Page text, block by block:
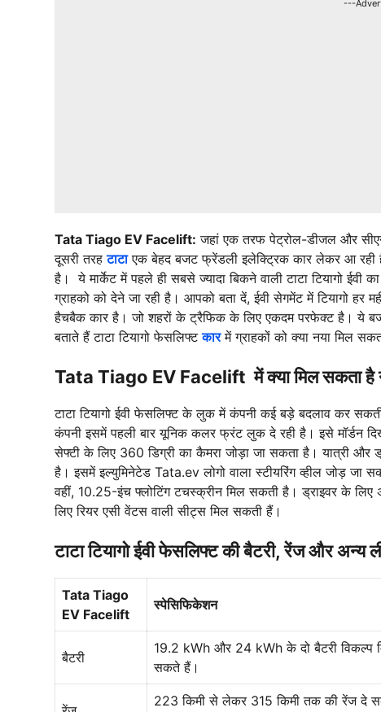
---
Tata Tiago EV Facelift: जहां एक तरफ पेट्रोल-डीजल और
दूसरी तरहटाटा एक बेहद बजट फ्रेंडली इलेक्ट्रिक कार लेकर आ रही
है। ये मार्केट में पहले ही सबसे ज्यादा बिकने वाली टाटा टियागो
ग्राहको को देने जा रही है। आपको बता दें, ईवी सेगमेंट में टियागो
हैचबैक कार है। जो शहरों के ट्रैफिक के लिए एकदम परफेक्ट है। ये
बताते हैं टाटा टियागो फेसलिफ्टकार में ग्राहकों को क्या नया मिल
Tata Tiago EV Facelift में क्या मिल सकता है
टाटा टियागो ईवी फेसलिफ्ट के लुक में कंपनी कई बड़े बदलाव कर
कंपनी इसमें पहली बार यूनिक कलर फ्रंट लुक दे रही है। इसे मॉर्डन
सेफ्टी के लिए 360 डिग्री का कैमरा जोड़ा जा सकता है। यात्री और
है। इसमें इल्युमिनेटेड Tata.ev लोगो वाला स्टीयरिंग व्हील जोड़ जा
वहीं, 10.25-इंच फ्लोटिंग टचस्क्रीन मिल सकती है। ड्राइवर के
लिए रियर एसी वेंटस वाली सीट्स मिल सकती हैं।
टाटा टियागो ईवी फेसलिफ्ट की बैटरी, रेंज और अन्य
Tata Tiago
EV Facelift
स्पेसिफिकेशन
बैटरी
19.2 kWh और 24 kWh के दो बैटरी विकल्प
सकते हैं।
223 किमी से लेकर 315 किमी तक की रेंज दे